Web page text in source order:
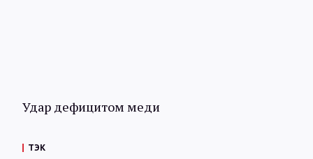
Удар дефицитом меди
ТЭК